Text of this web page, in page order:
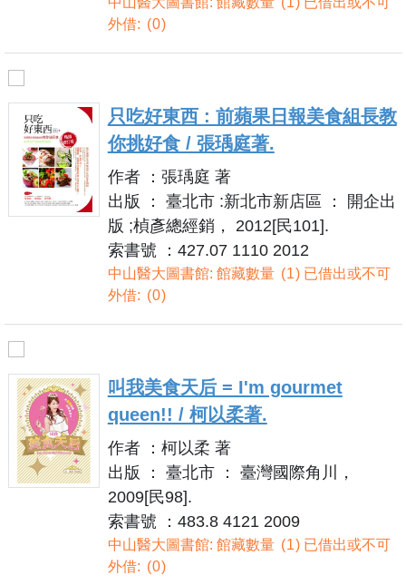
外借:
0
只吃好東西 : 前蘋果日報美食組長教
你挑好食 / 張瑀庭著.
作者 ：張瑀庭 著
出版 ： 臺北市 :新北市新店區 ： 開企出
版 ;楨彥總經銷， 2012[民101].
索書號 ：427.07 1110 2012
中山醫大圖書館: 館藏數量 1 已借出或不可
外借:
0
叫我美食天后 = I'm gourmet
queen!! / 柯以柔著.
作者 ：柯以柔 著
出版 ： 臺北市 ： 臺灣國際角川，
2009[民98].
索書號 ：483.8 4121 2009
中山醫大圖書館: 館藏數量 1 已借出或不可
外借:
0